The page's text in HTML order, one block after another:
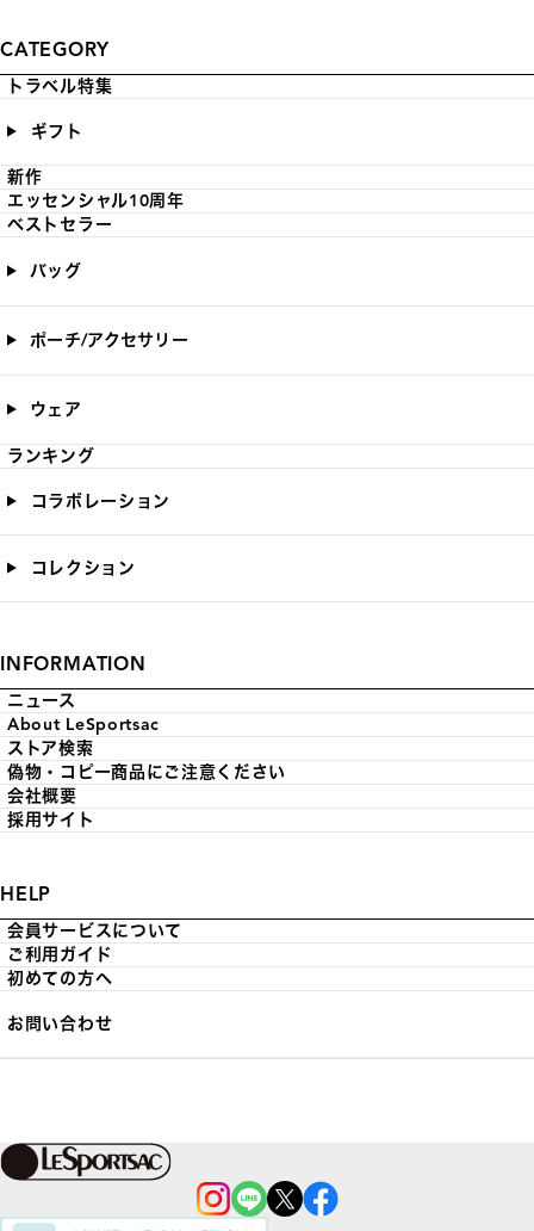
CATEGORY
トラベル特集
ギフト
新作
エッセンシャル10周年
ベストセラー
バッグ
ポーチ/アクセサリー
ウェア
ランキング
コラボレーション
コレクション
INFORMATION
ニュース
About LeSportsac
ストア検索
偽物・コピー商品にご注意ください
会社概要
採用サイト
HELP
会員サービスについて
ご利用ガイド
初めての方へ
お問い合わせ